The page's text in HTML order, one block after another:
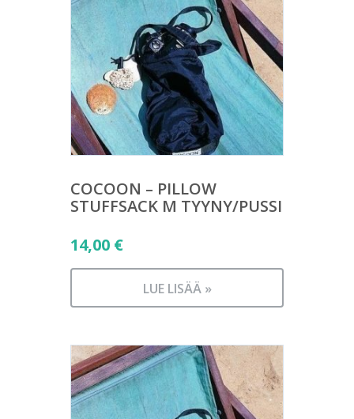
COCOON – PILLOW
STUFFSACK M TYYNY/PUSSI
14,00 €
LUE LISÄÄ »